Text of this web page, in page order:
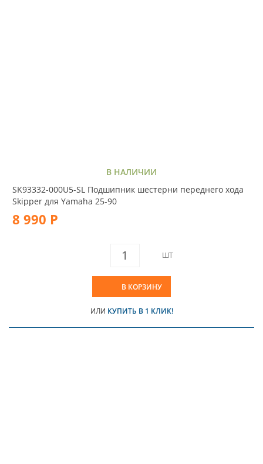
В НАЛИЧИИ
SK93332-000U5-SL Подшипник шестерни переднего хода
Skipper для Yamaha 25-90
8 990 Р
ШТ
В КОРЗИНУ
ИЛИ КУПИТЬ В 1 КЛИК!